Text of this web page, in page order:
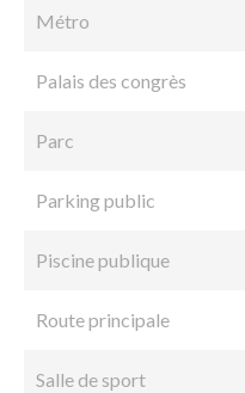
Métro
Palais des congrès
Parc
Parking public
Piscine publique
Route principale
Salle de sport